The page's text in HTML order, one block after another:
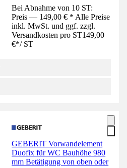
Bei Abnahme von 10 ST:
Preis — 149,00 € * Alle Preise
inkl. MwSt. und ggf. zzgl.
Versandkosten pro ST149,00
€*/ ST
GEBERIT Vorwandelement
Duofix für WC Bauhöhe 980
mm Betätigung von oben oder